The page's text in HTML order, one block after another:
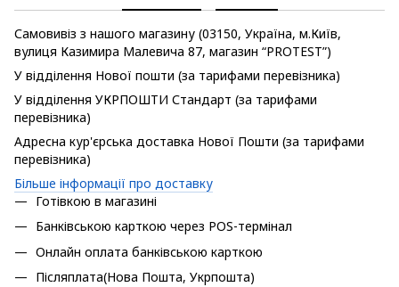
Самовивіз з нашого магазину (03150, Україна, м.Київ,
вулиця Казимира Малевича 87, магазин “PROTEST”)
У відділення Нової пошти (за тарифами перевізника)
У відділення УКРПОШТИ Стандарт (за тарифами
перевізника)
Адресна кур'єрська доставка Нової Пошти (за тарифами
перевізника)
Більше інформації про доставку
Готівкою в магазині
Банківською карткою через POS-термінал
Онлайн оплата банківською карткою
Післяплата(Нова Пошта, Укрпошта)